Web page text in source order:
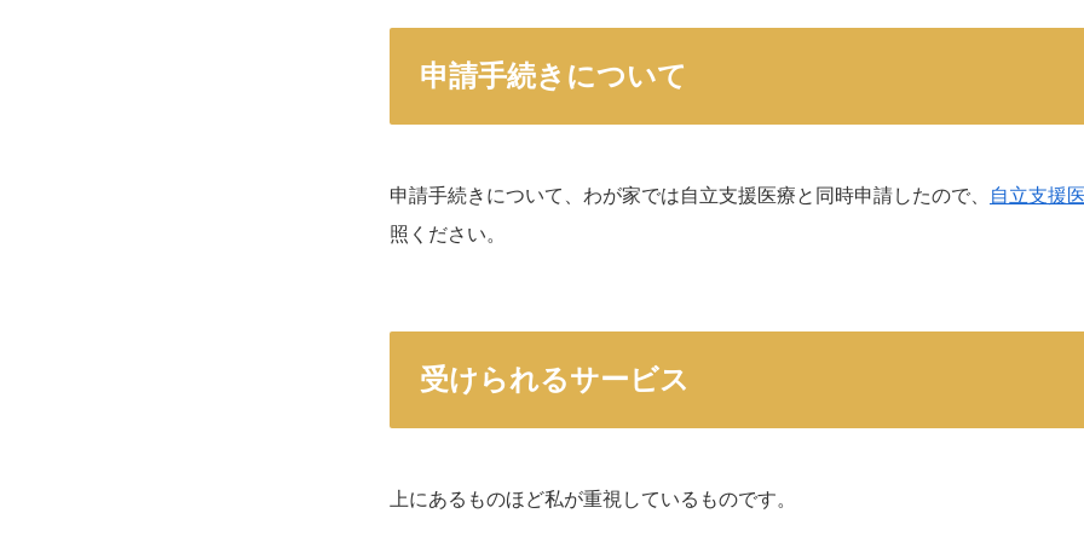
申請手続きについて
申請手続きについて、わが家では自立支援医療と同時申請したので、 自立支援
照ください。
受けられるサービス
上にあるものほど私が重視しているものです。